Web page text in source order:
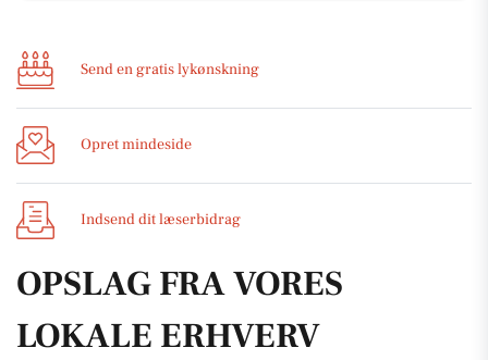
Send en gratis lykønskning
Opret mindeside
Indsend dit læserbidrag
OPSLAG FRA VORES
LOKALE ERHVERV